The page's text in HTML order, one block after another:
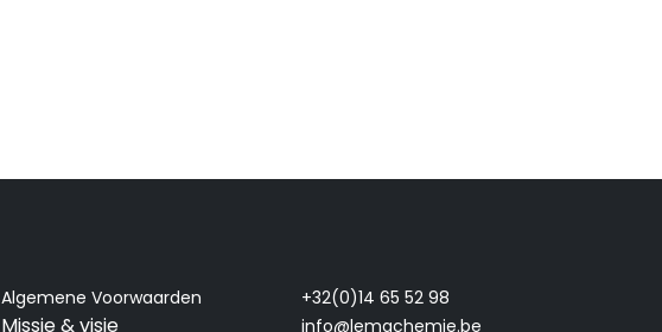
Algemene Voorwaarden
Missie & visie
+32(0)14 65 52 98
info@lemachemie.be